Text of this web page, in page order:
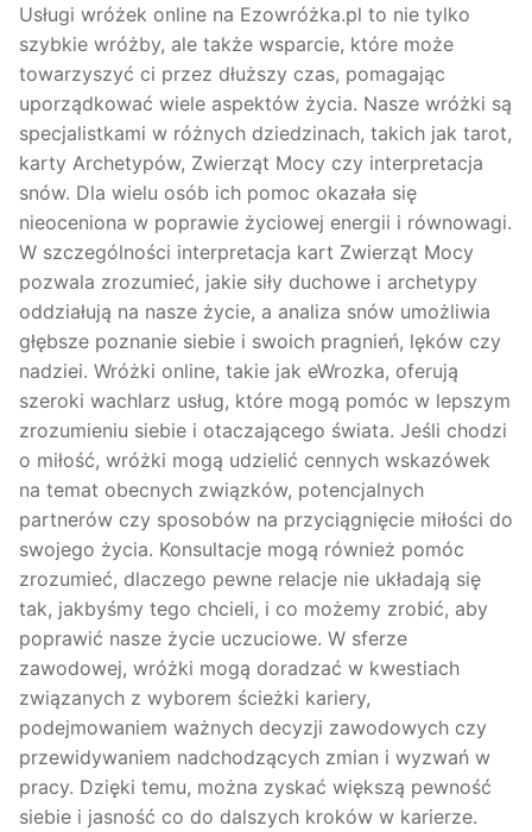
Usługi wróżek online na Ezowróżka.pl to nie tylko
szybkie wróżby, ale także wsparcie, które może
towarzyszyć ci przez dłuższy czas, pomagając
uporządkować wiele aspektów życia. Nasze wróżki są
specjalistkami w różnych dziedzinach, takich jak tarot,
karty Archetypów, Zwierząt Mocy czy interpretacja
snów. Dla wielu osób ich pomoc okazała się
nieoceniona w poprawie życiowej energii i równowagi.
W szczególności interpretacja kart Zwierząt Mocy
pozwala zrozumieć, jakie siły duchowe i archetypy
oddziałują na nasze życie, a analiza snów umożliwia
głębsze poznanie siebie i swoich pragnień, lęków czy
nadziei. Wróżki online, takie jak eWrozka, oferują
szeroki wachlarz usług, które mogą pomóc w lepszym
zrozumieniu siebie i otaczającego świata. Jeśli chodzi
o miłość, wróżki mogą udzielić cennych wskazówek
na temat obecnych związków, potencjalnych
partnerów czy sposobów na przyciągnięcie miłości do
swojego życia. Konsultacje mogą również pomóc
zrozumieć, dlaczego pewne relacje nie układają się
tak, jakbyśmy tego chcieli, i co możemy zrobić, aby
poprawić nasze życie uczuciowe. W sferze
zawodowej, wróżki mogą doradzać w kwestiach
związanych z wyborem ścieżki kariery,
podejmowaniem ważnych decyzji zawodowych czy
przewidywaniem nadchodzących zmian i wyzwań w
pracy. Dzięki temu, można zyskać większą pewność
siebie i jasność co do dalszych kroków w karierze.